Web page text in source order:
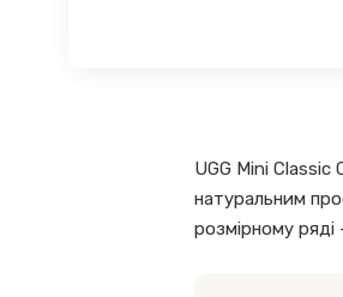
UGG Mini Classic
натуральним
розмірному